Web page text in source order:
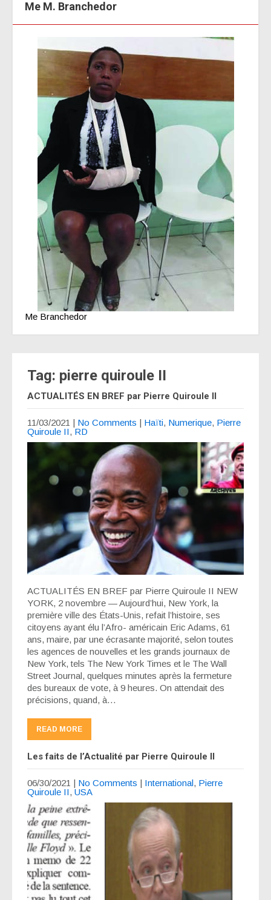
Me M. Branchedor
Me Branchedor
Tag: pierre quiroule II
ACTUALITÉS EN BREF par Pierre Quiroule II
11/03/2021 | No Comments | Haïti, Numerique, Pierre
Quiroule II, RD
ACTUALITÉS EN BREF par Pierre Quiroule II NEW
YORK, 2 novembre — Aujourd’hui, New York, la
première ville des États-Unis, refait l’histoire, ses
citoyens ayant élu l’Afro- américain Eric Adams, 61
ans, maire, par une écrasante majorité, selon toutes
les agences de nouvelles et les grands journaux de
New York, tels The New York Times et le The Wall
Street Journal, quelques minutes après la fermeture
des bureaux de vote, à 9 heures. On attendait des
précisions, quand, à…
READ MORE
Les faits de l’Actualité par Pierre Quiroule II
06/30/2021 | No Comments | International, Pierre
Quiroule II, USA